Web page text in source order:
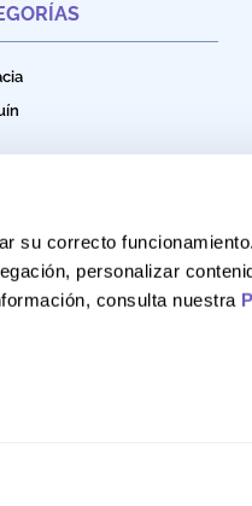
su correcto
personalizar
consulta nuestra
Naturales
Funcionales